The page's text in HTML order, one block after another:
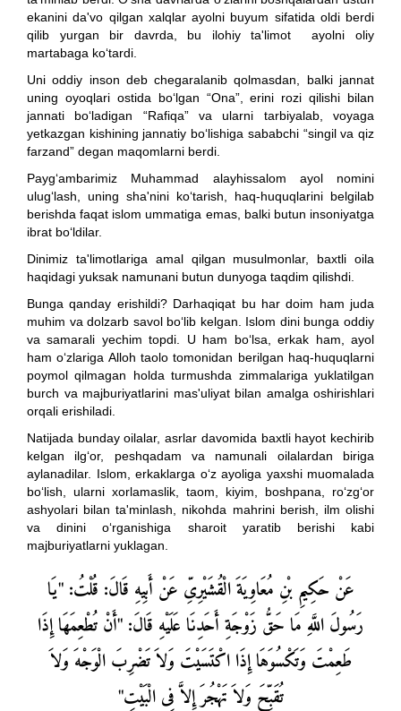
ekanini da'vo qilgan xalqlar ayolni buyum sifatida oldi berdi
qilib yurgan bir davrda, bu ilohiy ta'limot ayolni oliy
martabaga ko‘tardi.
Uni oddiy inson deb chegaralanib qolmasdan, balki jannat
uning oyoqlari ostida bo‘lgan “Ona”, erini rozi qilishi bilan
jannati bo‘ladigan “Rafiqa” va ularni tarbiyalab, voyaga
yetkazgan kishining jannatiy bo‘lishiga sababchi “singil va qiz
farzand” degan maqomlarni berdi.
Payg‘ambarimiz Muhammad alayhissalom ayol nomini
ulug‘lash, uning sha'nini ko‘tarish, haq-huquqlarini belgilab
berishda faqat islom ummatiga emas, balki butun insoniyatga
ibrat bo‘ldilar.
Dinimiz ta'limotlariga amal qilgan musulmonlar, baxtli oila
haqidagi yuksak namunani butun dunyoga taqdim qilishdi.
Bunga qanday erishildi? Darhaqiqat bu har doim ham juda
muhim va dolzarb savol bo‘lib kelgan. Islom dini bunga oddiy
va samarali yechim topdi. U ham bo‘lsa, erkak ham, ayol
ham o‘zlariga Alloh taolo tomonidan berilgan haq-huquqlarni
poymol qilmagan holda turmushda zimmalariga yuklatilgan
burch va majburiyatlarini mas'uliyat bilan amalga oshirishlari
orqali erishiladi.
Natijada bunday oilalar, asrlar davomida baxtli hayot kechirib
kelgan ilg‘or, peshqadam va namunali oilalardan biriga
aylanadilar. Islom, erkaklarga o‘z ayoliga yaxshi muomalada
bo‘lish, ularni xorlamaslik, taom, kiyim, boshpana, ro‘zg‘or
ashyolari bilan ta'minlash, nikohda mahrini berish, ilm olishi
va dinini o‘rganishiga sharoit yaratib berishi kabi
majburiyatlarni yuklagan.
عَنْ حَكِيمِ بْنِ مُعَاوِيَةَ الْقُشَيْرِىِّ عَنْ أَبِيهِ قَالَ: قُلْتُ: "يَا
رَسُولَ اللَّهِ مَا حَقُّ زَوْجَةِ أَحَدِنَا عَلَيْهِ قَالَ: "أَنْ تُطْعِمَهَا إِذَا
طَعِمْتَ وَتَكْسُوَهَا إِذَا اكْتَسَيْتَ وَلاَ تَضْرِبَ الْوَجْهَ وَلاَ
تُقَبِّحَ وَلاَ تَهْجُرَ إِلاَّ فِى الْبَيْتِ"